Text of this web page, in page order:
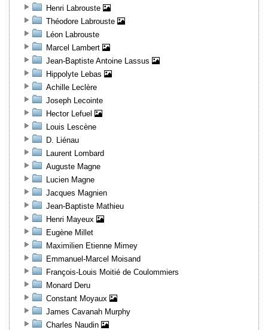
Henri Labrouste
Théodore Labrouste
Léon Labrouste
Marcel Lambert
Jean-Baptiste Antoine Lassus
Hippolyte Lebas
Achille Leclère
Joseph Lecointe
Hector Lefuel
Louis Lescène
D. Liénau
Laurent Lombard
Auguste Magne
Lucien Magne
Jacques Magnien
Jean-Baptiste Mathieu
Henri Mayeux
Eugène Millet
Maximilien Etienne Mimey
Emmanuel-Marcel Moisand
François-Louis Moitié de Coulommiers
Monard Deru
Constant Moyaux
James Cavanah Murphy
Charles Naudin